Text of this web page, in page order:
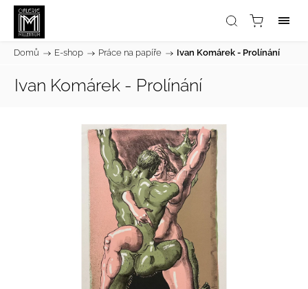
Domů / E-shop / Práce na papíře / Ivan Komárek - Prolínání
Ivan Komárek - Prolínání